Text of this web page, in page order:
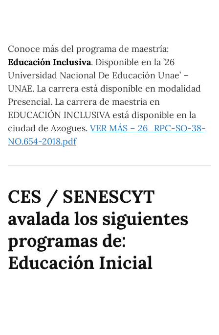
Conoce más del programa de maestría:
Educación Inclusiva. Disponible en la ’26
Universidad Nacional De Educación Unae’ –
UNAE. La carrera está disponible en modalidad
Presencial. La carrera de maestría en
EDUCACIÓN INCLUSIVA está disponible en la
ciudad de Azogues. VER MÁS – 26_RPC-SO-38-
NO.654-2018.pdf
CES / SENESCYT
avalada los siguientes
programas de:
Educación Inicial